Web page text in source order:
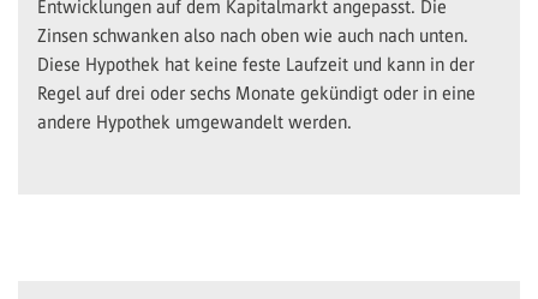
Entwicklungen auf dem Kapitalmarkt angepasst. Die
Zinsen schwanken also nach oben wie auch nach unten.
Diese Hypothek hat keine feste Laufzeit und kann in der
Regel auf drei oder sechs Monate gekündigt oder in eine
andere Hypothek umgewandelt werden.